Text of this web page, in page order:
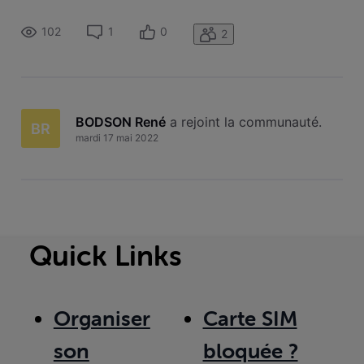
102 1 0 2
BR BODSON René a rejoint la communauté.
mardi 17 mai 2022
Quick Links
Organiser
son
Carte SIM
bloquée ?